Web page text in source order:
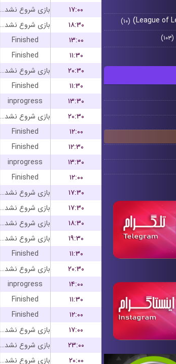
(۱۰)
(۱۰۳)
بازی شروع نشده است
۱۷:۰۰
بازی شروع نشده است
۱۸:۳۰
Finished
۱۳:۰۰
Finished
۱۱:۳۰
بازی شروع نشده است
۲۰:۳۰
Finished
۱۱:۳۰
inprogress
۱۳:۳۰
بازی شروع نشده است
۲۰:۳۰
Finished
۱۲:۰۰
Finished
۱۲:۳۰
inprogress
۱۳:۳۰
Finished
۱۲:۰۰
بازی شروع نشده است
۱۷:۳۰
بازی شروع نشده است
۱۷:۳۰
بازی شروع نشده است
۱۸:۳۰
بازی شروع نشده است
۱۹:۳۰
Finished
۱۱:۳۰
بازی شروع نشده است
۲۰:۳۰
inprogress
۱۴:۰۰
Finished
۱۱:۳۰
Finished
۱۲:۰۰
بازی شروع نشده است
۱۷:۰۰
بازی شروع نشده است
۲۳:۰۰
بازی شروع نشده است
۲۰:۰۰